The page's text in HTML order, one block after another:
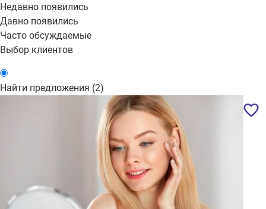
Недавно появились
Давно появились
Часто обсуждаемые
Выбор клиентов
Найти предложения (2)